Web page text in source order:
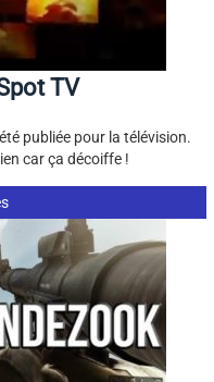
TV
publiée pour la télévision.
car ça décoiffe !